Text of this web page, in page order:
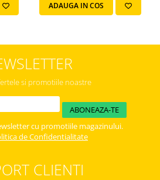
ADAUGA IN COS
si promotiile noastre
cu promotiile magazinului.
de Confidentialitate
CLIENTI